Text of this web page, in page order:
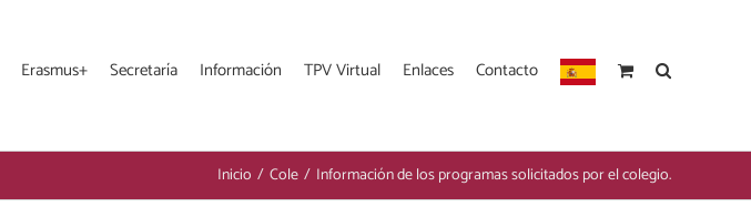
Erasmus+ Secretaría Información TPV Virtual Enlaces Contacto
Inicio / Cole / Información de los programas solicitados por el colegio.